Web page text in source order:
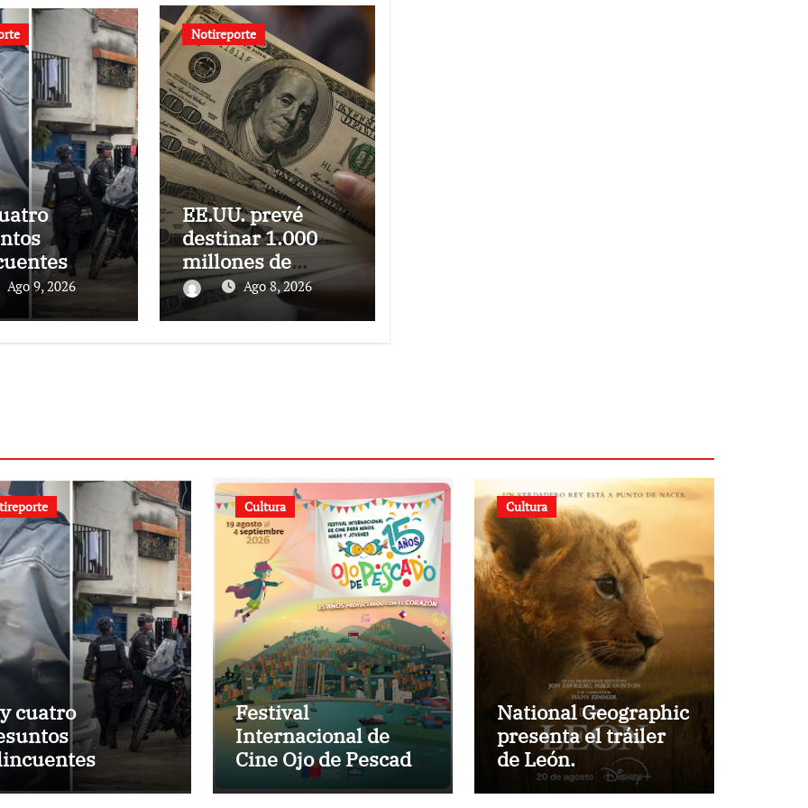
Ago 9, 2026
Notireporte
EE.UU. prevé
destinar 1.000
millones de
dólares a
Colombia para un
Ago 8, 2026
cuatro
Cultura
Festival
Internacional de
Cine Ojo de Pescado
presenta la
Cultura
National Geographic
presenta el tráiler
de León.